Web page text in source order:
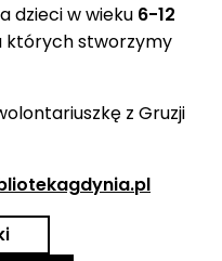
dzieci w wieku 6-12
których stworzymy
z Gruzji